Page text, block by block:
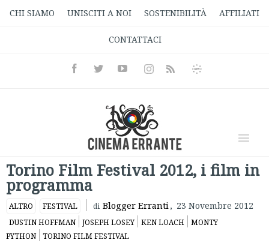
CHI SIAMO UNISCITI A NOI SOSTENIBILITÀ AFFILIATI
CONTATTACI
FacebookTwitterYoutubeInstagramRss
Informativa
Torino Film Festival 2012, i film in
programma
ALTRO FESTIVAL di Blogger Erranti, 23 Novembre 2012
DUSTIN HOFFMAN JOSEPH LOSEY KEN LOACH
MONTY
PYTHON
TORINO FILM FESTIVAL